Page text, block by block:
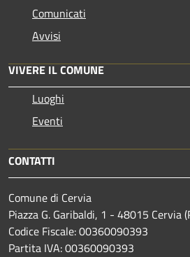
Comunicati
Avvisi
VIVERE IL COMUNE
Luoghi
Eventi
CONTATTI
Comune di Cervia
Piazza G. Garibaldi, 1 - 48015 Cervia
Codice Fiscale: 00360090393
Partita IVA: 00360090393